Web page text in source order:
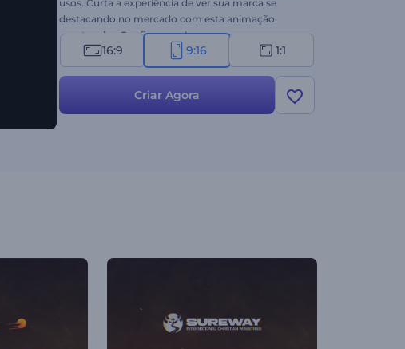
usos. Curta a experiência de ver sua marca se
destacando no mercado com esta animação
espetacular. Confira agora!
16:9 9:16 1:1
Criar Agora